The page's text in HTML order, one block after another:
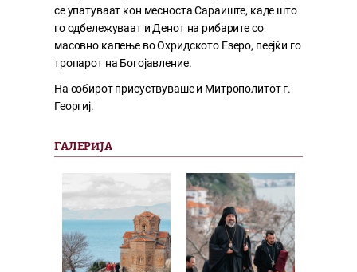
се упатуваат кон месноста Сараиште, каде што
го одбележуваат и Денот на рибарите со
масовно капење во Охридското Езеро, пеејќи го
тропарот на Богојавление.
На собирот присуствуваше и Митрополитот г.
Георгиј.